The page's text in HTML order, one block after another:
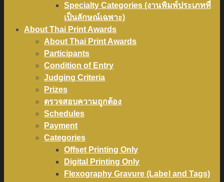
Specialty Categories (งานพิมพ์ประเภทที่
เป็นลักษณ์เฉพาะ)
About Thai Print Awards
About Thai Print Awards
Participants
Condition of Entry
Judging Criteria
Prizes
ตรวจสอบความถูกต้อง
Schedules
Payment
Categories
Offset Printing Only
Digital Printing Only
Flexography Gravure (Label and Tags)